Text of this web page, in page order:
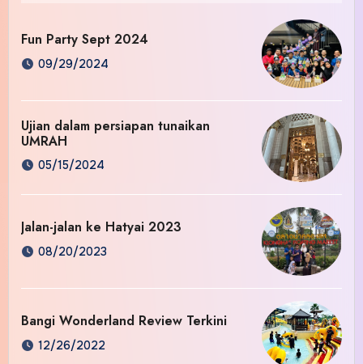
Fun Party Sept 2024
09/29/2024
Ujian dalam persiapan tunaikan
UMRAH
05/15/2024
Jalan-jalan ke Hatyai 2023
08/20/2023
Bangi Wonderland Review Terkini
12/26/2022